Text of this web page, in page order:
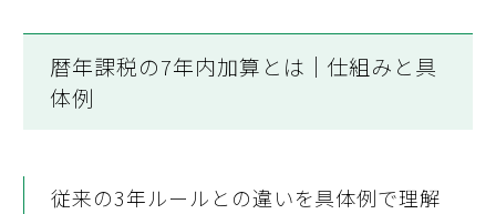
暦年課税の7年内加算とは｜仕組みと具
体例
従来の3年ルールとの違いを具体例で理解